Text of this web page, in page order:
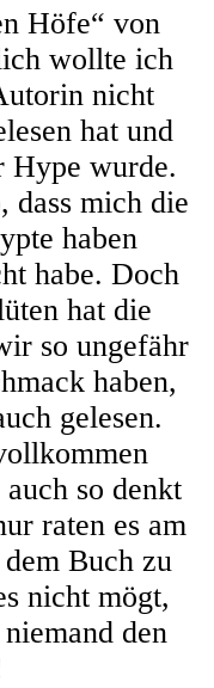
Höfe“ von
wollte ich
nicht
hat und
Hype wurde.
dass mich die
haben
habe. Doch
hat die
so ungefähr
haben,
gelesen.
so denkt
raten es am
Buch zu
nicht mögt,
den